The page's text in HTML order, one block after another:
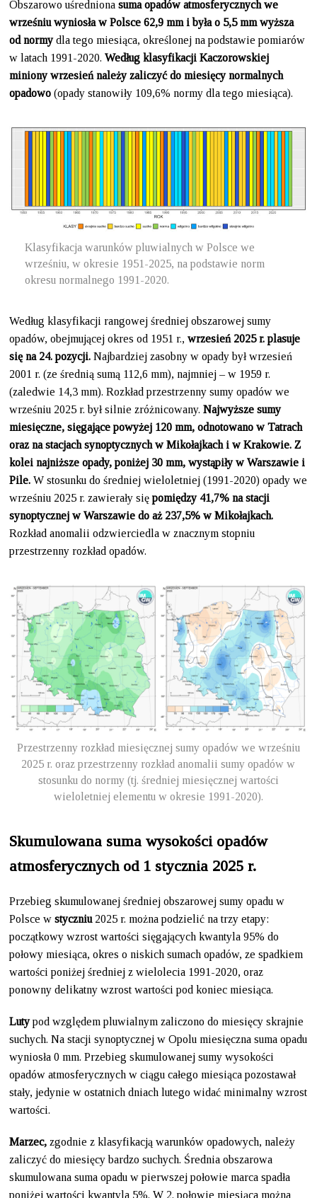
Obszarowo uśrednionasuma opadów atmosferycznych we
wrześniu wyniosła w Polsce 62,9 mm i była o 5,5 mm wyższa
od normydla tego miesiąca, określonej na podstawie pomiarów
w latach 1991-2020.Według klasyfikacji Kaczorowskiej
miniony wrzesień należy zaliczyć do miesięcy normalnych
opadowo (opady stanowiły 109,6% normy dla tego miesiąca).
Klasyfikacja warunków pluwialnych w Polsce we
wrześniu, w okresie 1951-2025, na podstawie norm
okresu normalnego 1991-2020.
Według klasyfikacji rangowej średniej obszarowej sumy
opadów, obejmującej okres od 1951 r.,wrzesień 2025 r. plasuje
się na 24. pozycji. Najbardziej zasobny w opady był wrzesień
2001 r. (ze średnią sumą 112,6 mm), najmniej – w 1959 r.
(zaledwie 14,3 mm). Rozkład przestrzenny sumy opadów we
wrześniu 2025 r. był silnie zróżnicowany.Najwyższe sumy
miesięczne, sięgające powyżej 120 mm, odnotowano w Tatrach
oraz na stacjach synoptycznych w Mikołajkach i w Krakowie. Z
kolei najniższe opady, poniżej 30 mm, wystąpiły w Warszawie i
Pile.W stosunku do średniej wieloletniej (1991-2020) opady we
wrześniu 2025 r. zawierały siępomiędzy 41,7% na stacji
synoptycznej w Warszawie do aż 237,5% w Mikołajkach.
Rozkład anomalii odzwierciedla w znacznym stopniu
przestrzenny rozkład opadów.
Przestrzenny rozkład miesięcznej sumy opadów we wrześniu
2025 r. oraz przestrzenny rozkład anomalii sumy opadów w
stosunku do normy (tj. średniej miesięcznej wartości
wieloletniej elementu w okresie 1991-2020).
Skumulowana suma wysokości opadów
atmosferycznych od 1 stycznia 2025 r.
Przebieg skumulowanej średniej obszarowej sumy opadu w
Polsce wstyczniu 2025 r. można podzielić na trzy etapy:
początkowy wzrost wartości sięgających kwantyla 95% do
połowy miesiąca, okres o niskich sumach opadów, ze spadkiem
wartości poniżej średniej z wielolecia 1991-2020, oraz
ponowny delikatny wzrost wartości pod koniec miesiąca.
Lutypod względem pluwialnym zaliczono do miesięcy skrajnie
suchych. Na stacji synoptycznej w Opolu miesięczna suma opadu
wyniosła 0 mm. Przebieg skumulowanej sumy wysokości
opadów atmosferycznych w ciągu całego miesiąca pozostawał
stały, jedynie w ostatnich dniach lutego widać minimalny wzrost
wartości.
Marzec, zgodnie z klasyfikacją warunków opadowych, należy
zaliczyć do miesięcy bardzo suchych. Średnia obszarowa
skumulowana suma opadu w pierwszej połowie marca spadła
poniżej wartości kwantyla 5%. W 2. połowie miesiąca można